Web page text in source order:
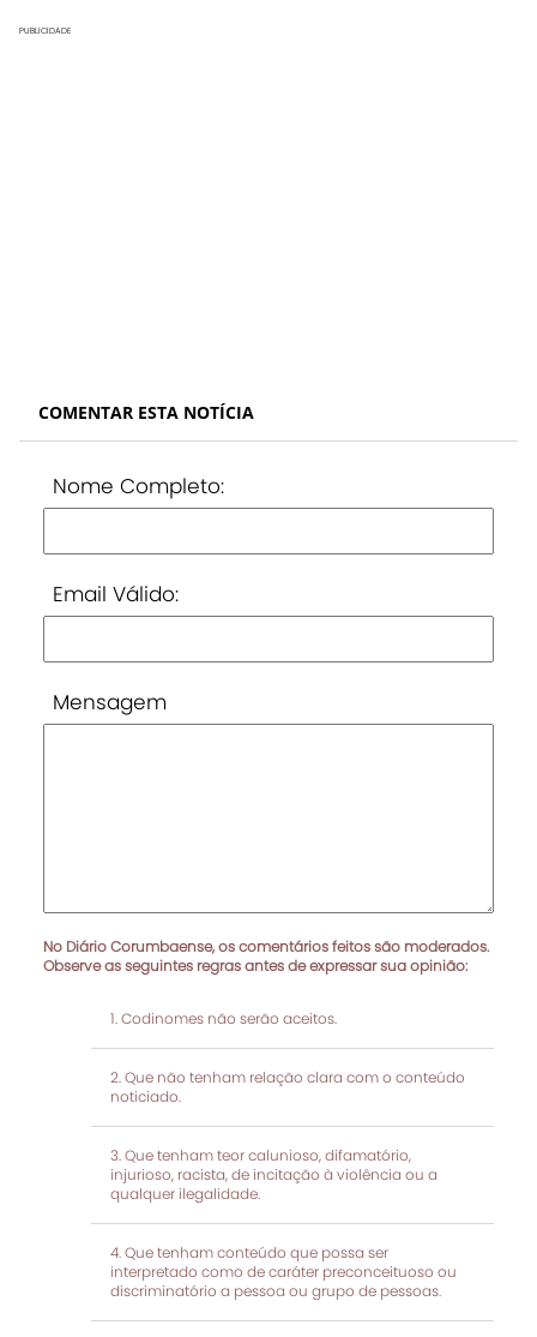
PUBLICIDADE
COMENTAR ESTA NOTÍCIA
Nome Completo:
Email Válido:
Mensagem
No Diário Corumbaense, os comentários feitos são moderados.
Observe as seguintes regras antes de expressar sua opinião:
Codinomes não serão aceitos.
Que não tenham relação clara com o conteúdo
noticiado.
Que tenham teor calunioso, difamatório,
injurioso, racista, de incitação à violência ou a
qualquer ilegalidade.
Que tenham conteúdo que possa ser
interpretado como de caráter preconceituoso ou
discriminatório a pessoa ou grupo de pessoas.